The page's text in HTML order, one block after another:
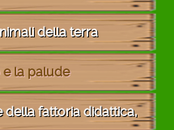
della terra
e la palude
della fattoria didattica,